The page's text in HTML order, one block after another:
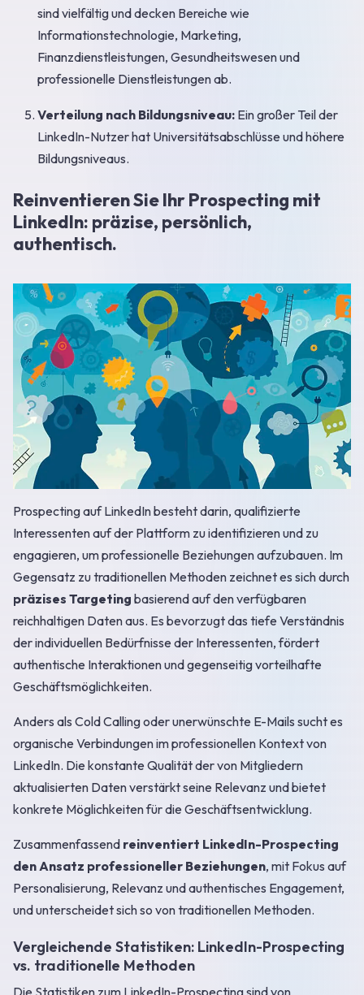
sind vielfältig und decken Bereiche wie
Informationstechnologie, Marketing,
Finanzdienstleistungen, Gesundheitswesen und
professionelle Dienstleistungen ab.
Verteilung nach Bildungsniveau: Ein großer Teil der
LinkedIn-Nutzer hat Universitätsabschlüsse und höhere
Bildungsniveaus.
Reinventieren Sie Ihr Prospecting mit
LinkedIn: präzise, persönlich,
authentisch.
Prospecting auf LinkedIn besteht darin, qualifizierte
Interessenten auf der Plattform zu identifizieren und zu
engagieren, um professionelle Beziehungen aufzubauen. Im
Gegensatz zu traditionellen Methoden zeichnet es sich durch
präzises Targeting basierend auf den verfügbaren
reichhaltigen Daten aus. Es bevorzugt das tiefe Verständnis
der individuellen Bedürfnisse der Interessenten, fördert
authentische Interaktionen und gegenseitig vorteilhafte
Geschäftsmöglichkeiten.
Anders als Cold Calling oder unerwünschte E-Mails sucht es
organische Verbindungen im professionellen Kontext von
LinkedIn. Die konstante Qualität der von Mitgliedern
aktualisierten Daten verstärkt seine Relevanz und bietet
konkrete Möglichkeiten für die Geschäftsentwicklung.
Zusammenfassend reinventiert LinkedIn-Prospecting
den Ansatz professioneller Beziehungen, mit Fokus auf
Personalisierung, Relevanz und authentisches Engagement,
und unterscheidet sich so von traditionellen Methoden.
Vergleichende Statistiken: LinkedIn-Prospecting
vs. traditionelle Methoden
Die Statistiken zum LinkedIn-Prospecting sind von